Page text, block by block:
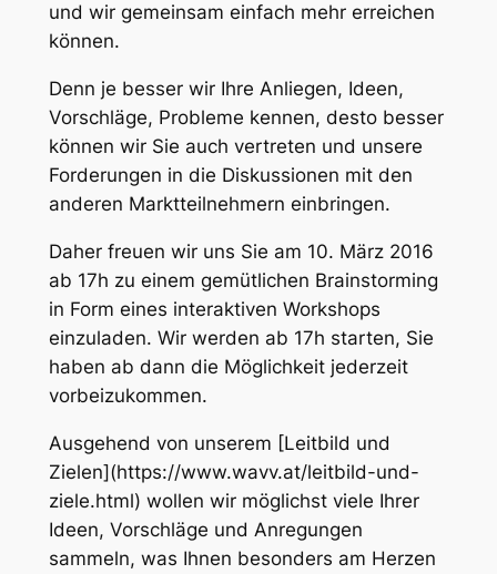
und wir gemeinsam einfach mehr erreichen
können.
Denn je besser wir Ihre Anliegen, Ideen,
Vorschläge, Probleme kennen, desto besser
können wir Sie auch vertreten und unsere
Forderungen in die Diskussionen mit den
anderen Marktteilnehmern einbringen.
Daher freuen wir uns Sie am 10. März 2016
ab 17h zu einem gemütlichen Brainstorming
in Form eines interaktiven Workshops
einzuladen. Wir werden ab 17h starten, Sie
haben ab dann die Möglichkeit jederzeit
vorbeizukommen.
Ausgehend von unserem [Leitbild und
Zielen](https://www.wavv.at/leitbild-und-
ziele.html) wollen wir möglichst viele Ihrer
Ideen, Vorschläge und Anregungen
sammeln, was Ihnen besonders am Herzen